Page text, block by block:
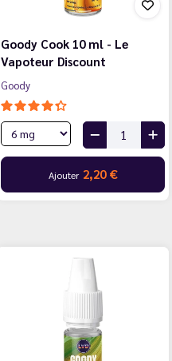
Goody Cook 10 ml - Le
Vapoteur Discount
Goody
Ajouter 2,20 €